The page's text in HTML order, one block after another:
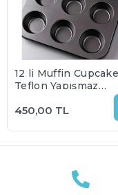
12 li Muffin Cupcake
Teflon Yapışmaz
450,00 TL